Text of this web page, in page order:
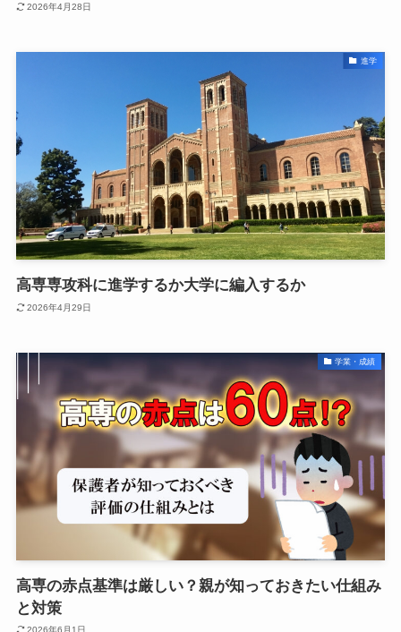
2026年4月28日
進学
高専専攻科に進学するか大学に編入するか
2026年4月29日
学業・成績
高専の赤点基準は厳しい？親が知っておきたい仕組み
と対策